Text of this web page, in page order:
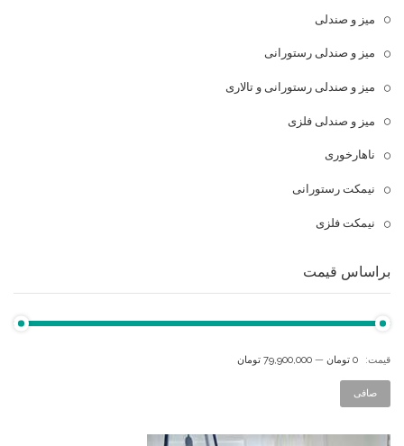
میز و صندلی
میز و صندلی رستورانی
میز و صندلی رستورانی و تالاری
میز و صندلی فلزی
ناهارخوری
نیمکت رستورانی
نیمکت فلزی
براساس قیمت
صافی
قيمت: 0 تومان — 79,900,000 تومان